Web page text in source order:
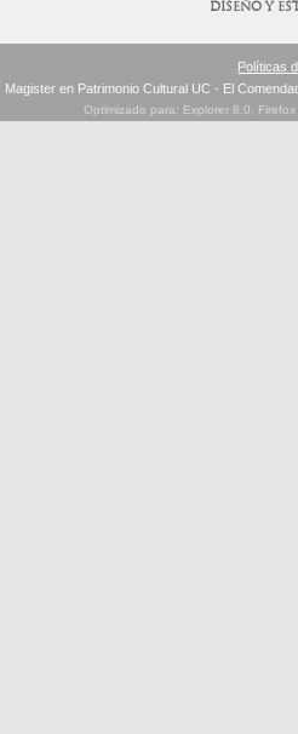
DISEÑO Y
Políticas
Magister en Patrimonio Cultural UC - El
Optimizado para: Explorer 8.0,